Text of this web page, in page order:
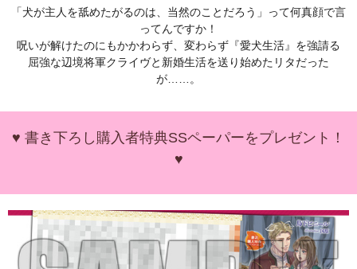
「犬が主人を舐めたがるのは、当然のことだろう」って何真顔で言
ってんですか！
呪いが解けたのにもかかわらず、変わらず『愛犬生活』を強請る
屈強な辺境将軍クライヴと新婚生活を送り始めたリタだった
が……。
♥ 書き下ろし購入者特典SSペーパーをプレゼント！
♥